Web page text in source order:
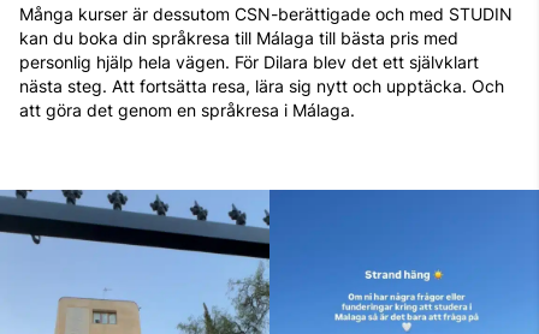
Många kurser är dessutom CSN-berättigade och med STUDIN
kan du boka din språkresa till Málaga till bästa pris med
personlig hjälp hela vägen. För Dilara blev det ett självklart
nästa steg. Att fortsätta resa, lära sig nytt och upptäcka. Och
att göra det genom en språkresa i Málaga.